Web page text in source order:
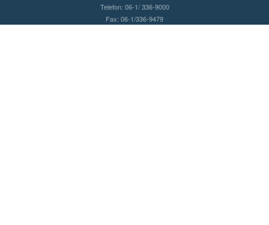
Telefon: 06-1/ 336-9000
Fax: 06-1/336-9479